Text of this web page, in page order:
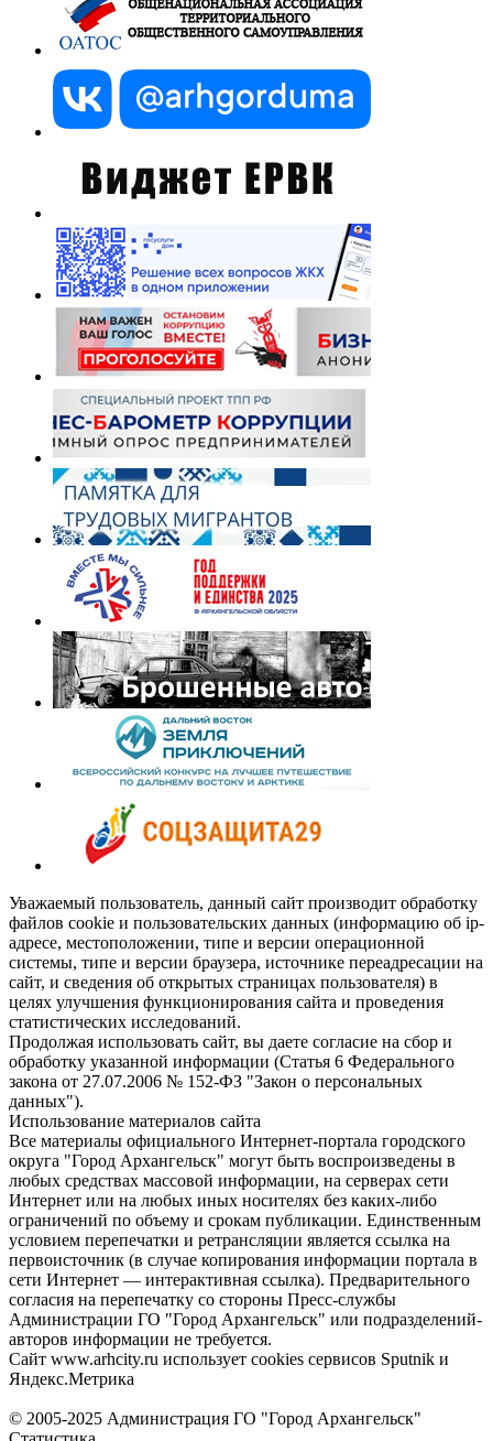
Уважаемый пользователь, данный сайт производит обработку
файлов cookie и пользовательских данных (информацию об ip-
адресе, местоположении, типе и версии операционной
системы, типе и версии браузера, источнике переадресации на
сайт, и сведения об открытых страницах пользователя) в
целях улучшения функционирования сайта и проведения
статистических исследований.
Продолжая использовать сайт, вы даете согласие на сбор и
обработку указанной информации (Статья 6 Федерального
закона от 27.07.2006 № 152-ФЗ "Закон о персональных
данных").
Использование материалов сайта
Все материалы официального Интернет-портала городского
округа "Город Архангельск" могут быть воспроизведены в
любых средствах массовой информации, на серверах сети
Интернет или на любых иных носителях без каких-либо
ограничений по объему и срокам публикации. Единственным
условием перепечатки и ретрансляции является ссылка на
первоисточник (в случае копирования информации портала в
сети Интернет — интерактивная ссылка). Предварительного
согласия на перепечатку со стороны Пресс-службы
Администрации ГО "Город Архангельск" или подразделений-
авторов информации не требуется.
Сайт www.arhcity.ru использует cookies сервисов Sputnik и
Яндекс.Метрика
© 2005-2025 Администрация ГО "Город Архангельск"